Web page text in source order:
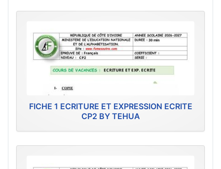
FICHE 1 ECRITURE ET EXPRESSION ECRITE
CP2 BY TEHUA